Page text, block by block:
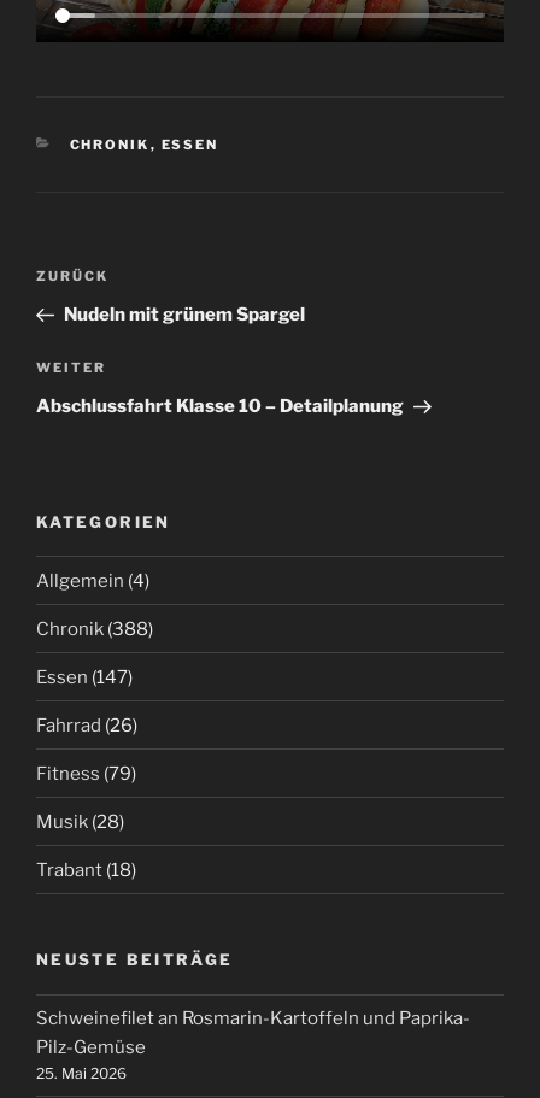
KATEGORIEN
CHRONIK , ESSEN
Beitrags-
Vorheriger
Beitrag
ZURÜCK
Nudeln mit grünem Spargel
Nächster
Beitrag
WEITER
Abschlussfahrt Klasse 10 – Detailplanung
KATEGORIEN
Allgemein (4)
Chronik (388)
Essen (147)
Fahrrad (26)
Fitness (79)
Musik (28)
Trabant (18)
NEUSTE BEITRÄGE
Schweinefilet an Rosmarin-Kartoffeln und Paprika-
Pilz-Gemüse
25. Mai 2026